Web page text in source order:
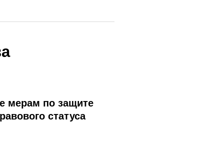
мерам по защите
статуса